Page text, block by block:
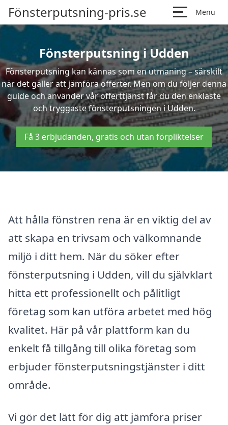
Fönsterputsning-pris.se Menu
Fönsterputsning i Udden
Fönsterputsning kan kännas som en utmaning – särskilt
när det gäller att jämföra offerter. Men om du följer denna
guide och använder vår offerttjänst får du den enklaste
och tryggaste fönsterputsningen i Udden.
Få 3 erbjudanden, gratis och utan förpliktelser
Att hålla fönstren rena är en viktig del av
att skapa en trivsam och välkomnande
miljö i ditt hem. När du söker efter
fönsterputsning i Udden, vill du självklart
hitta ett professionellt och pålitligt
företag som kan utföra arbetet med hög
kvalitet. Här på vår plattform kan du
enkelt få tillgång till olika företag som
erbjuder fönsterputsningstjänster i ditt
område.
Vi gör det lätt för dig att jämföra priser